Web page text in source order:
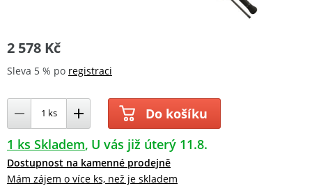
2 578 Kč
Sleva 5 % po registraci
Do košíku
1 ks Skladem U vás již úterý 11.8.
Dostupnost na kamenné prodejně
Mám zájem o více ks, než je skladem